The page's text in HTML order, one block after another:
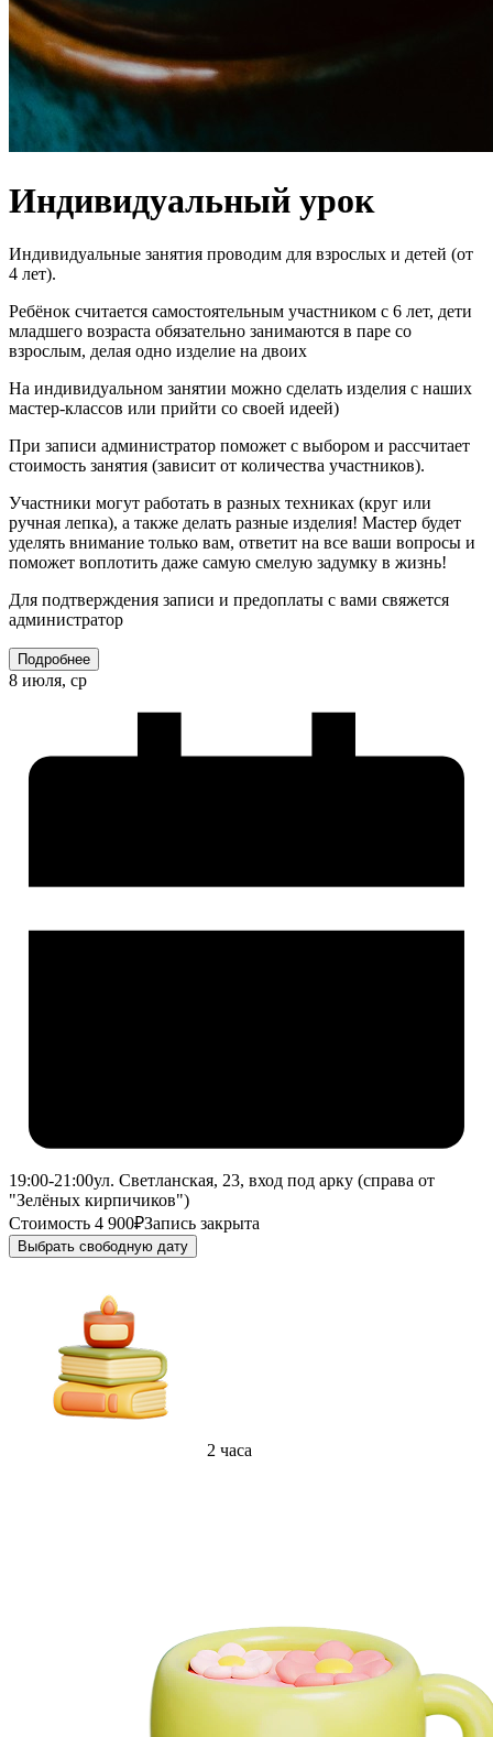
Индивидуальный урок
Индивидуальные занятия проводим для взрослых и детей (от
4 лет).
Ребёнок считается самостоятельным участником с 6 лет, дети
младшего возраста обязательно занимаются в паре со
взрослым, делая одно изделие на двоих
На индивидуальном занятии можно сделать изделия с наших
мастер-классов или прийти со своей идеей)
При записи администратор поможет с выбором и рассчитает
стоимость занятия (зависит от количества участников).
Участники могут работать в разных техниках (круг или
ручная лепка), а также делать разные изделия! Мастер будет
уделять внимание только вам, ответит на все ваши вопросы и
поможет воплотить даже самую смелую задумку в жизнь!
Для подтверждения записи и предоплаты с вами свяжется
администратор
Подробнее
8 июля, ср
19:00-21:00ул. Светланская, 23, вход под арку (справа от
"Зелёных кирпичиков")
Стоимость 4 900₽Запись закрыта
Выбрать свободную дату
2 часа